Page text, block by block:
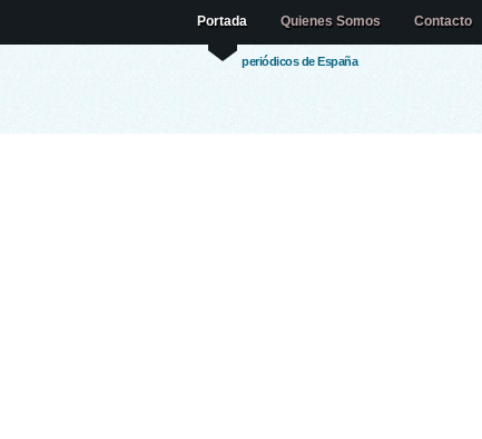
periódicos de España
Portada Quienes Somos Contacto